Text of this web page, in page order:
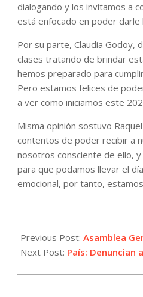
dialogando y los invitamos a
está enfocado en poder darle
Por su parte, Claudia Godoy,
clases tratando de brindar
hemos preparado para
Pero estamos felices de
a ver como iniciamos este
Misma opinión sostuvo
contentos de poder recibir a
nosotros consciente de ello,
para que podamos llevar el
emocional, por tanto,
03-
02
Previous Post: Asamblea
Next Post: País: Denuncian